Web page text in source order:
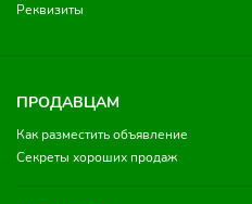
Реквизиты
ПРОДАВЦАМ
Как разместить объявление
Секреты хороших продаж